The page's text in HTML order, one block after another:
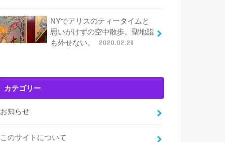
NYでアリスのティータイムと
思いがけずの空中散歩。聖地詣
も外せない。
2020.02.28
カテゴリー
お知らせ
このサイトについて